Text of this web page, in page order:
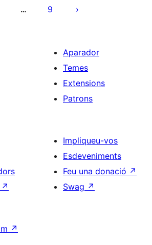
… 9
Aparador
Temes
Extensions
Patrons
↗
Impliqueu-vos
Esdeveniments
Feu una donació ↗
Swag ↗
↗